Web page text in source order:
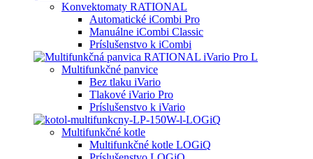
Konvektomaty RATIONAL
Automatické iCombi Pro
Manuálne iCombi Classic
Príslušenstvo k iCombi
Multifunkčné panvice
Bez tlaku iVario
Tlakové iVario Pro
Príslušenstvo k iVario
Multifunkčné kotle
Multifunkčné kotle LOGiQ